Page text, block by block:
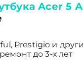
Acer 5
Prestigio и
до 3-х лет